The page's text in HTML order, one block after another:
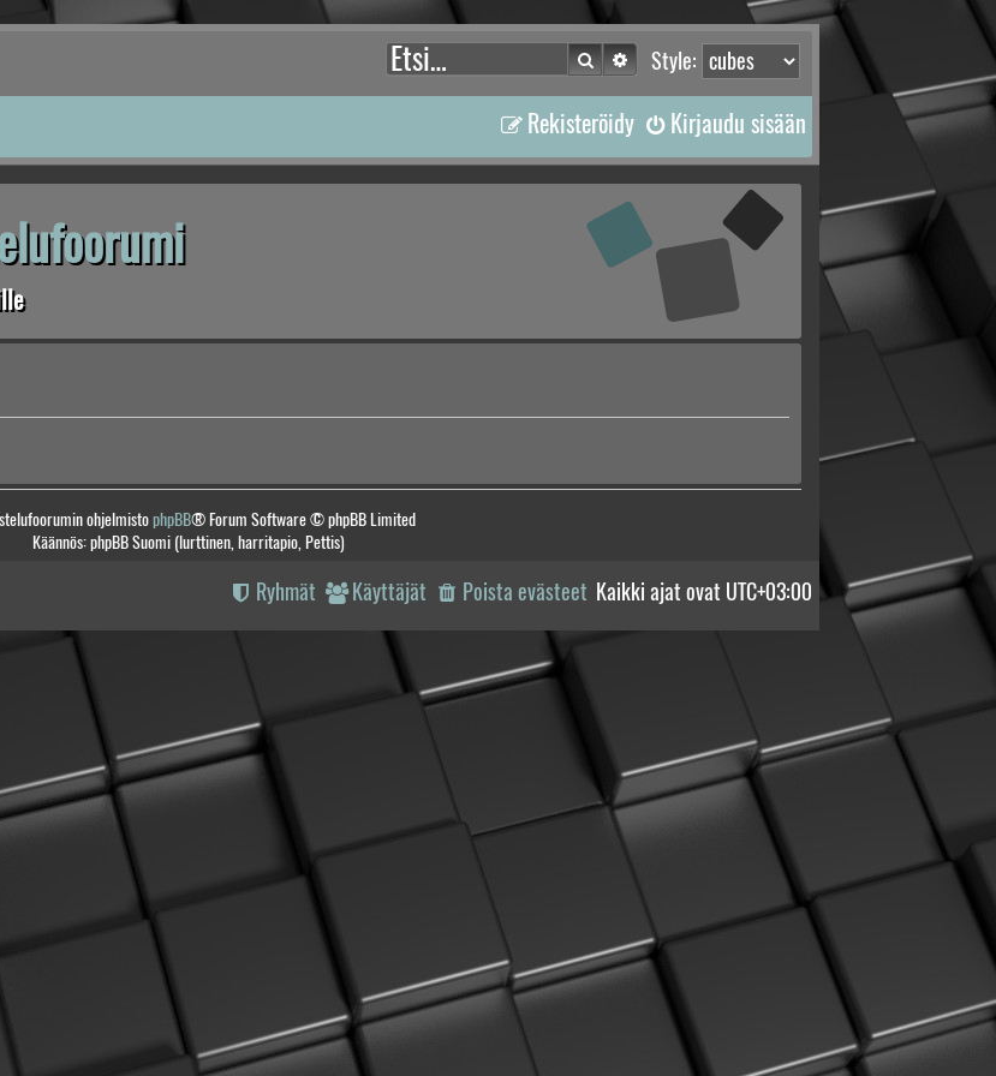
Style:
Etsi Tarkennettu haku
Kirjaudu sisään
Rekisteröidy
ohjelmistophpBB® Forum Software © phpBB Limited
Käännös: phpBB Suomi (lurttinen, harritapio, Pettis)
Kaikki ajat ovat UTC+03:00
Poista evästeet
Käyttäjät
Ryhmät